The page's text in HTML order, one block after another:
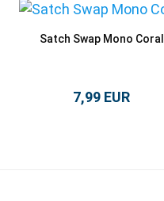
Satch Swap Mono Coral
7,99 EUR